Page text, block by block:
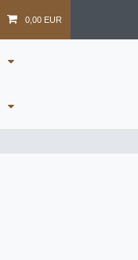
0,00 EUR